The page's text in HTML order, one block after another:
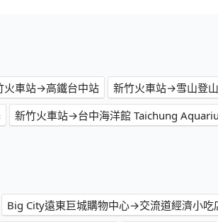
火車站→高鐵台中站 新竹火車站→雪山登
新竹火車站→台中海洋館 Taichung
Big City遠東巨城購物中心→交流道經濟小吃